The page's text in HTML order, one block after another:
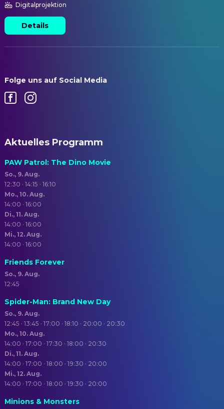
Digitalprojektion
Details
Folge uns auf Social Media
Aktuelles Programm
PAW Patrol: The Dino Movie
So., 9. Aug.
12:30 · 14:15 · 16:10
Mo., 10. Aug.
14:00 · 16:00
Di., 11. Aug.
14:00 · 16:00
Mi., 12. Aug.
14:00 · 16:00
Friends Forever
So., 9. Aug.
12:45
Spider-Man: Brand New Day
So., 9. Aug.
12:45 · 13:45 · 17:00 · 18:10 · 20:00 · 20:30
Mo., 10. Aug.
14:00 · 17:00 · 17:30 · 18:00 · 20:30
Di., 11. Aug.
14:00 · 17:00 · 18:00 · 19:30 · 20:00
Mi., 12. Aug.
14:00 · 17:00 · 18:00 · 19:30 · 20:00
Minions & Monsters